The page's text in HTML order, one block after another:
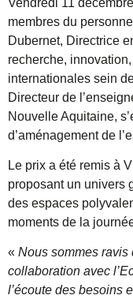
membres du
Dubernet, Directrice
recherche,
internationales sein
Directeur de
Nouvelle Aquitaine,
d’aménagement de
Le prix a été remis à
proposant un univers
des espaces
moments de la
« Nous sommes ravis
collaboration avec
l’écoute des besoins